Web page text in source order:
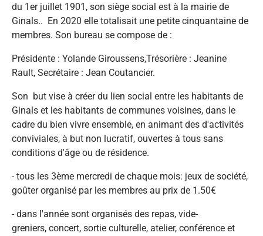
du 1er juillet 1901, son siège social est à la mairie de
Ginals.. En 2020 elle totalisait une petite cinquantaine de
membres. Son bureau se compose de :
Présidente : Yolande Giroussens,Trésorière : Jeanine
Rault, Secrétaire : Jean Coutancier.
Son but vise à créer du lien social entre les habitants de
Ginals et les habitants de communes voisines, dans le
cadre du bien vivre ensemble, en animant des d'activités
conviviales, à but non lucratif, ouvertes à tous sans
conditions d'âge ou de résidence.
- tous les 3ème mercredi de chaque mois: jeux de société,
goûter organisé par les membres au prix de 1.50€
- dans l'année sont organisés des repas, vide-
greniers, concert, sortie culturelle, atelier, conférence et